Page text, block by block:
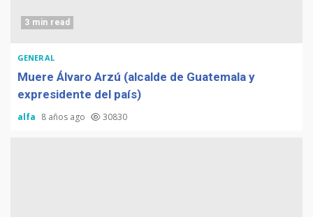
3 min read
GENERAL
Muere Álvaro Arzú (alcalde de Guatemala y
expresidente del país)
alfa 8 años ago 30830